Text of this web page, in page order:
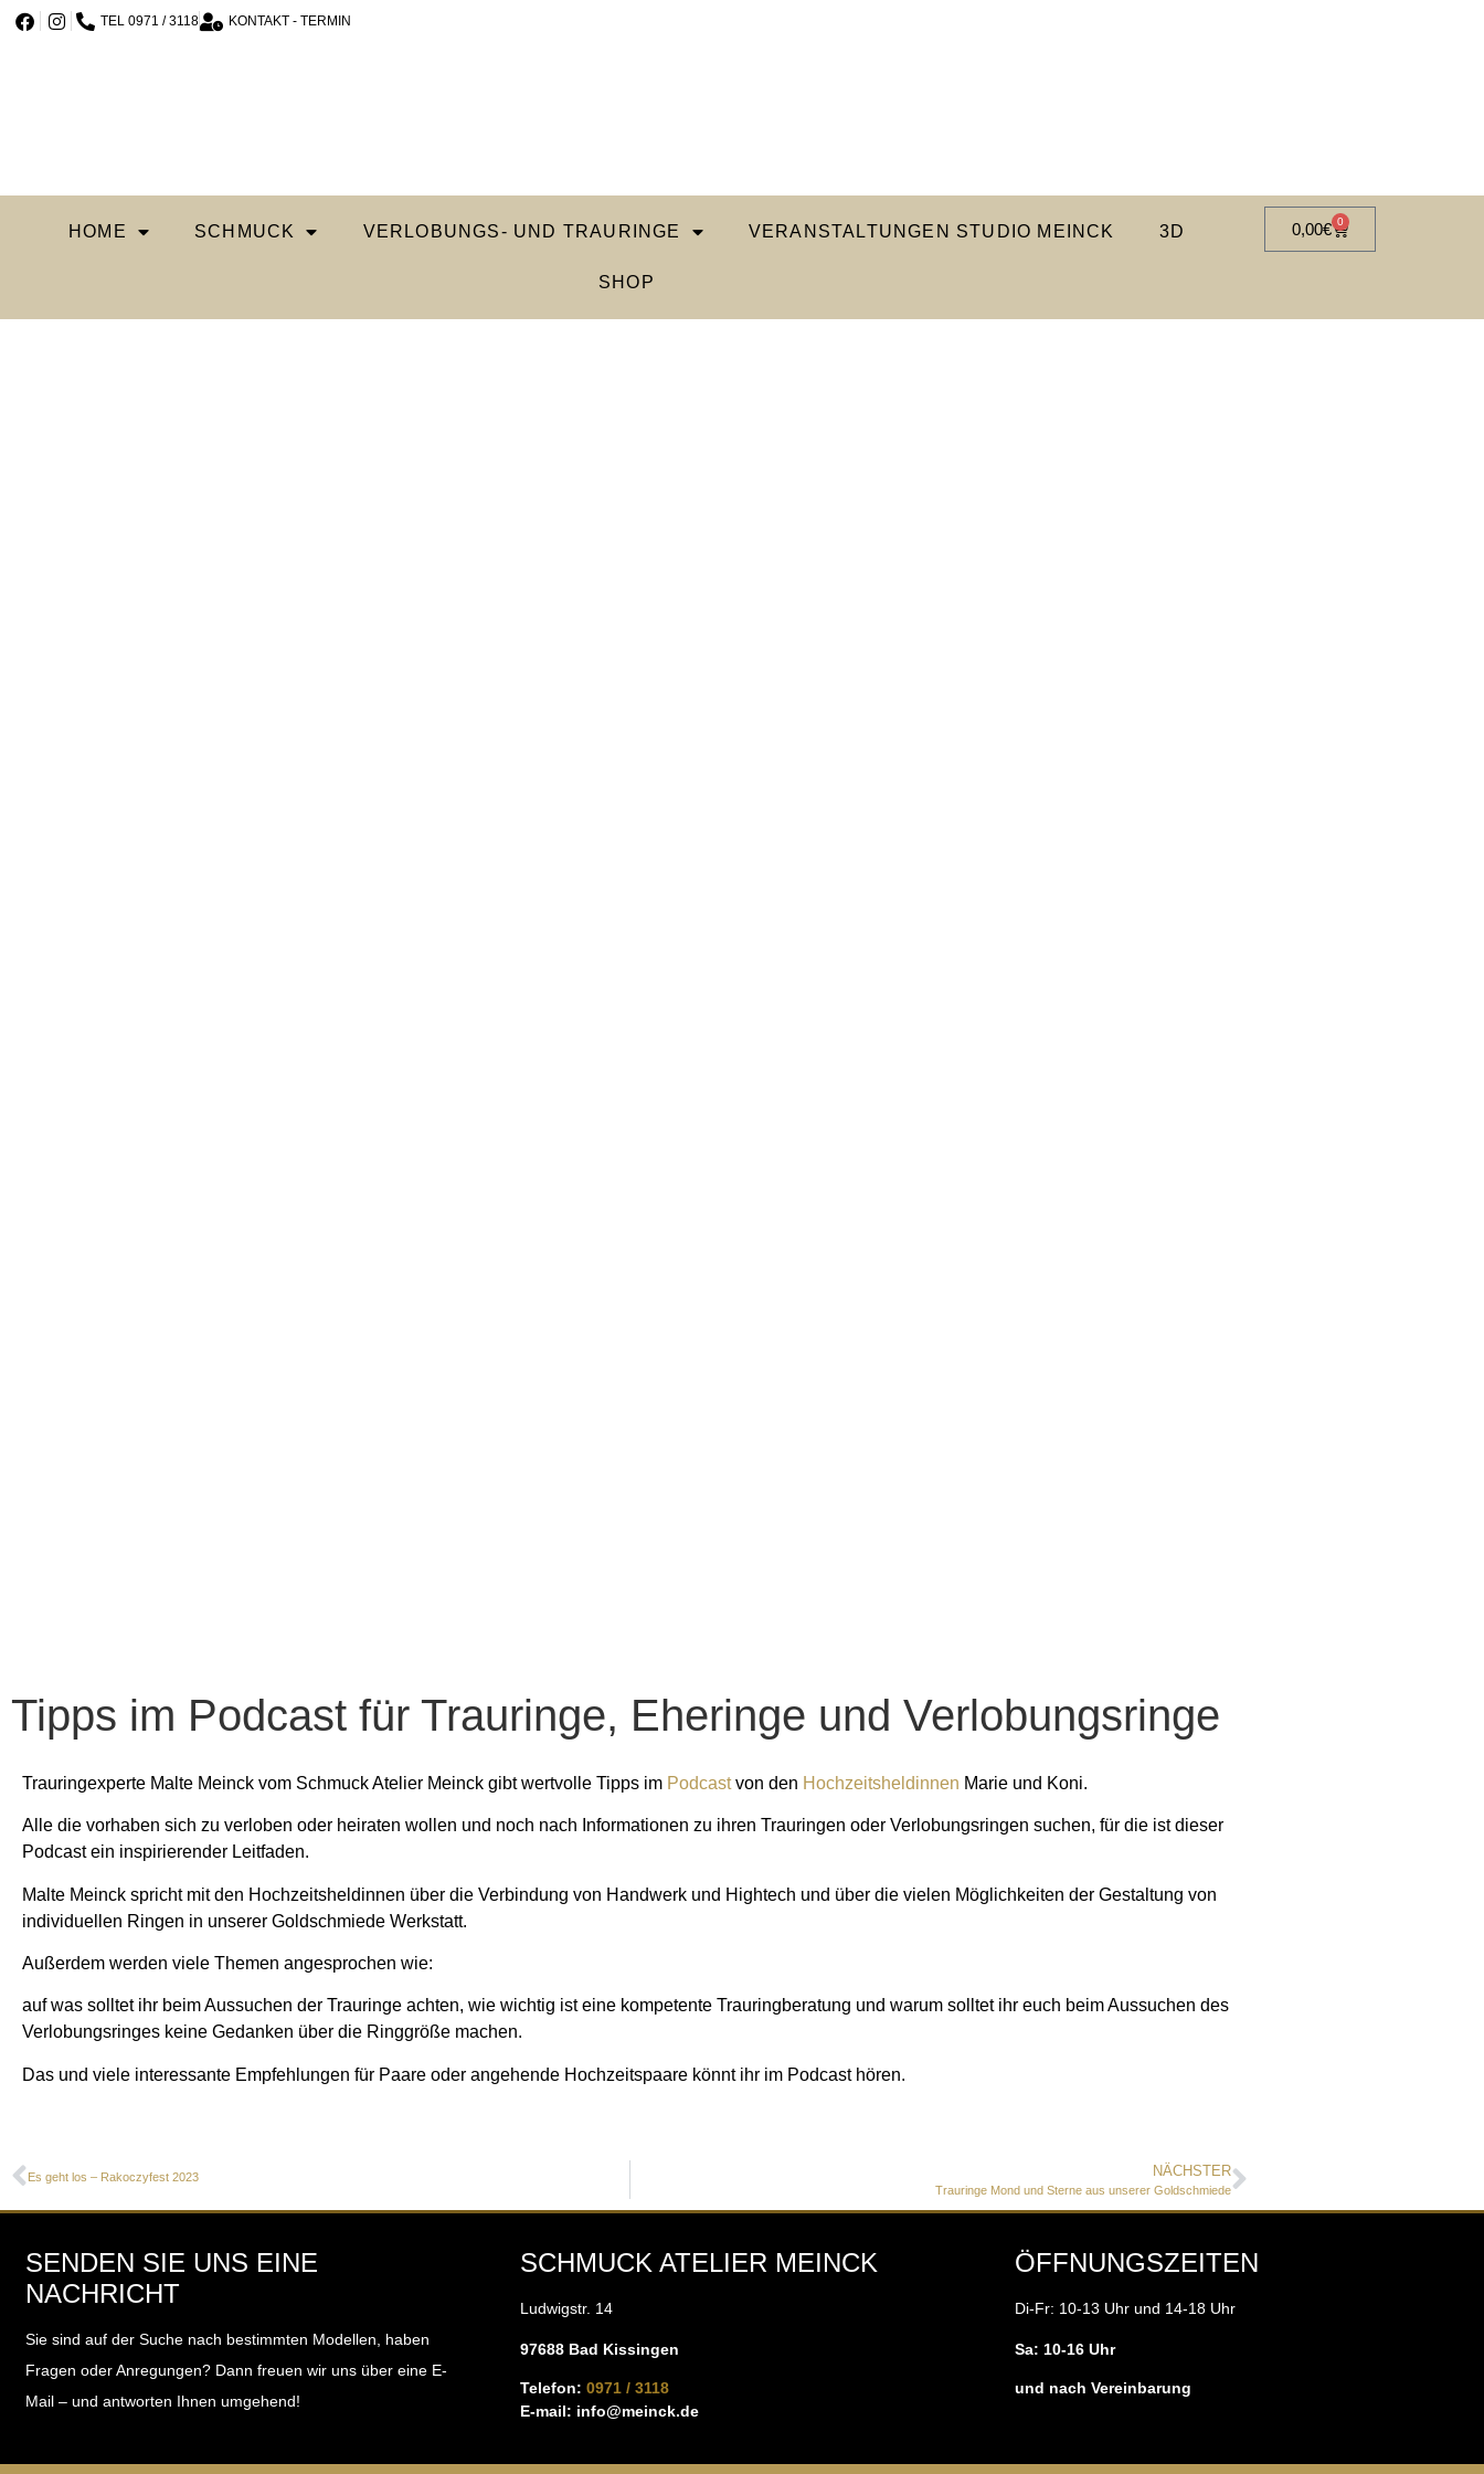
TEL 0971 / 3118 KONTAKT - TERMIN
HOME SCHMUCK VERLOBUNGS- UND TRAURINGE VERANSTALTUNGEN STUDIO MEINCK 3D
SHOP
0,00€ 0
Tipps im Podcast für Trauringe, Eheringe und Verlobungsringe
Trauringexperte Malte Meinck vom Schmuck Atelier Meinck gibt wertvolle Tipps im Podcastvon den Hochzeitsheldinnen Marie und Koni.
Alle die vorhaben sich zu verloben oder heiraten wollen und noch nach Informationen zu ihren Trauringen oder Verlobungsringen suchen, für die ist dieser
Podcast ein inspirierender Leitfaden.
Malte Meinck spricht mit den Hochzeitsheldinnen über die Verbindung von Handwerk und Hightech und über die vielen Möglichkeiten der Gestaltung von
individuellen Ringen in unserer Goldschmiede Werkstatt.
Außerdem werden viele Themen angesprochen wie:
auf was solltet ihr beim Aussuchen der Trauringe achten, wie wichtig ist eine kompetente Trauringberatung und warum solltet ihr euch beim Aussuchen des
Verlobungsringes keine Gedanken über die Ringgröße machen.
Das und viele interessante Empfehlungen für Paare oder angehende Hochzeitspaare könnt ihr im Podcast hören.
Es geht los – Rakoczyfest 2023 NÄCHSTER
Trauringe Mond und Sterne aus unserer Goldschmiede
SENDEN SIE UNS EINE
NACHRICHT
Sie sind auf der Suche nach bestimmten Modellen, haben
Fragen oder Anregungen? Dann freuen wir uns über eine E-
Mail – und antworten Ihnen umgehend!
SCHMUCK ATELIER MEINCK
Ludwigstr. 14
97688 Bad Kissingen
Telefon: 0971 / 3118
E-mail: info@meinck.de
ÖFFNUNGSZEITEN
Di-Fr: 10-13 Uhr und 14-18 Uhr
Sa: 10-16 Uhr
und nach Vereinbarung